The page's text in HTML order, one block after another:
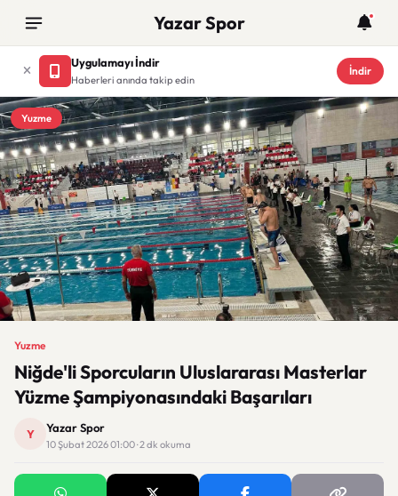
Yazar Spor
Uygulamayı İndir
Haberleri anında takip edin
İndir
Yuzme
Yuzme
Niğde'li Sporcuların Uluslararası Masterlar
Yüzme Şampiyonasındaki Başarıları
Y Yazar Spor
10 Şubat 2026 01:00 · 2 dk okuma